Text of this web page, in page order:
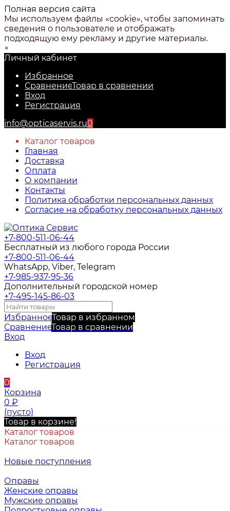
Полная версия сайта
Мы используем файлы «cookie», чтобы запоминать
сведения о пользователе и отображать
подходящую ему рекламу и другие материалы.
×
Личный кабинет
Избранное
СравнениеТовар в сравнении
Вход
Регистрация
info@opticaservis.ru0
Каталог товаров
Главная
Доставка
Оплата
О компании
Контакты
Политика обработки персональных данных
Согласие на обработку персональных данных
+7-800-511-06-44
Бесплатный из любого города России
+7-800-511-06-44
WhatsApp, Viber, Telegram
+7-985-937-95-36
Дополнительный городской номер
+7-495-145-86-03
ИзбранноеТовар в избранном
СравнениеТовар в сравнении
Вход
Вход
Регистрация
0
Корзина
0 ₽
(пусто)
Товар в корзине!
Каталог товаров
Каталог товаров
Новые поступления
Оправы
Женские оправы
Мужские оправы